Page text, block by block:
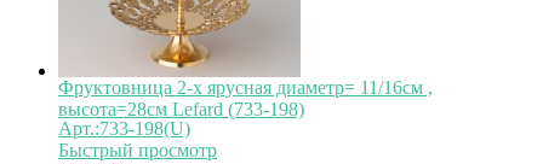
Фруктовница 2-х ярусная диаметр= 11/16см ,
высота=28см Lefard (733-198)
Арт.:733-198(U)
Быстрый просмотр